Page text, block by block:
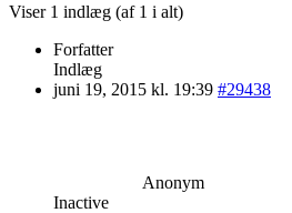
Viser 1 indlæg (af 1 i alt)
Forfatter
Indlæg
juni 19, 2015 kl. 19:39 #29438
Anonym
Inactive